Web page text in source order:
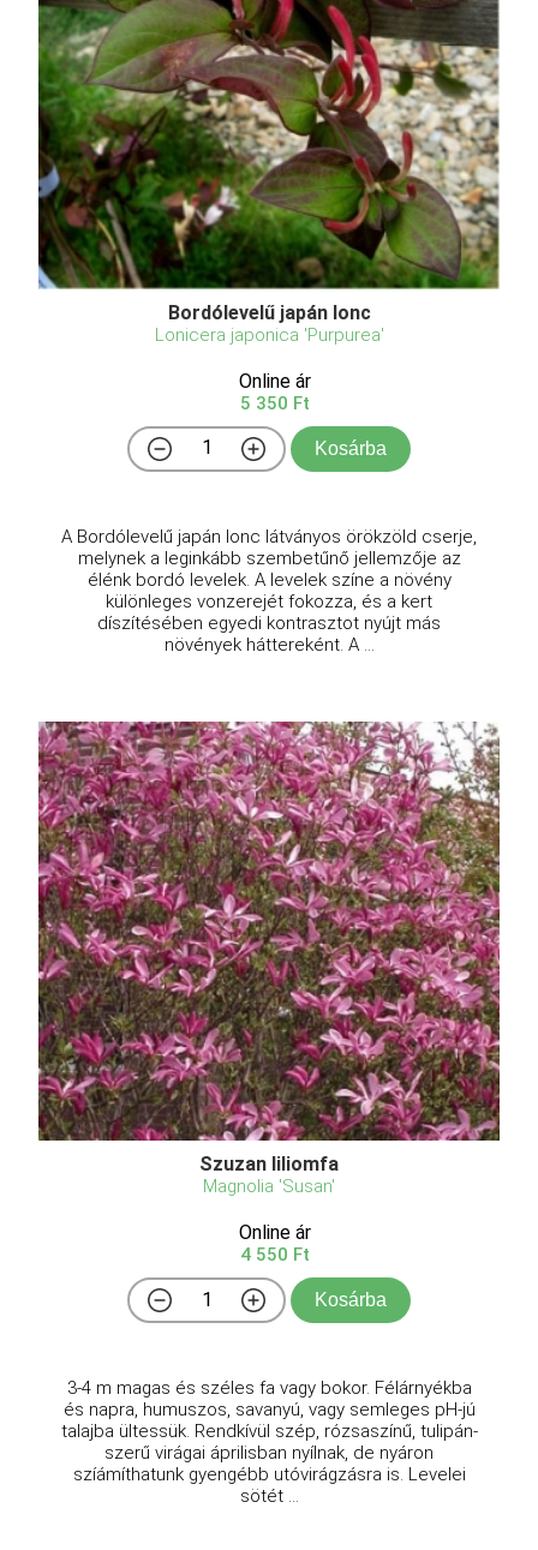
Bordólevelű japán lonc
Lonicera japonica 'Purpurea'
Online ár
5 350 Ft
Kosárba
A Bordólevelű japán lonc látványos örökzöld cserje,
melynek a leginkább szembetűnő jellemzője az
élénk bordó levelek. A levelek színe a növény
különleges vonzerejét fokozza, és a kert
díszítésében egyedi kontrasztot nyújt más
növények háttereként. A ...
Szuzan liliomfa
Magnolia 'Susan'
Online ár
4 550 Ft
Kosárba
3-4 m magas és széles fa vagy bokor. Félárnyékba
és napra, humuszos, savanyú, vagy semleges pH-jú
talajba ültessük. Rendkívül szép, rózsaszínű, tulipán-
szerű virágai áprilisban nyílnak, de nyáron
szíámíthatunk gyengébb utóvirágzásra is. Levelei
sötét ...